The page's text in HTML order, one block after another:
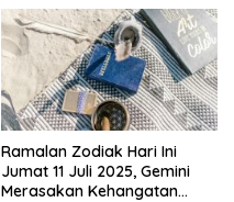
Ramalan Zodiak Hari Ini
Jumat 11 Juli 2025, Gemini
Merasakan Kehangatan